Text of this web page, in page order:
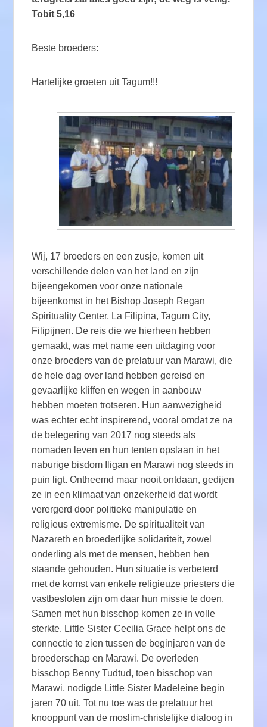
Tobit 5,16
Beste broeders:
Hartelijke groeten uit Tagum!!!
Wij, 17 broeders en een zusje, komen uit
verschillende delen van het land en zijn
bijeengekomen voor onze nationale
bijeenkomst in het Bishop Joseph Regan
Spirituality Center, La Filipina, Tagum City,
Filipijnen. De reis die we hierheen hebben
gemaakt, was met name een uitdaging voor
onze broeders van de prelatuur van Marawi, die
de hele dag over land hebben gereisd en
gevaarlijke kliffen en wegen in aanbouw
hebben moeten trotseren. Hun aanwezigheid
was echter echt inspirerend, vooral omdat ze na
de belegering van 2017 nog steeds als
nomaden leven en hun tenten opslaan in het
naburige bisdom Iligan en Marawi nog steeds in
puin ligt. Ontheemd maar nooit ontdaan, gedijen
ze in een klimaat van onzekerheid dat wordt
verergerd door politieke manipulatie en
religieus extremisme. De spiritualiteit van
Nazareth en broederlijke solidariteit, zowel
onderling als met de mensen, hebben hen
staande gehouden. Hun situatie is verbeterd
met de komst van enkele religieuze priesters die
vastbesloten zijn om daar hun missie te doen.
Samen met hun bisschop komen ze in volle
sterkte. Little Sister Cecilia Grace helpt ons de
connectie te zien tussen de beginjaren van de
broederschap en Marawi. De overleden
bisschop Benny Tudtud, toen bisschop van
Marawi, nodigde Little Sister Madeleine begin
jaren 70 uit. Tot nu toe was de prelatuur het
knooppunt van de moslim-christelijke dialoog in